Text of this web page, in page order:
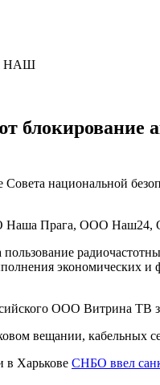
блокирование
Совета национальной
Наша Прага, ООО Наш24,
экономических
ООО Витрина ТВ
вещании, кабельных
в Харькове СНБО ввел